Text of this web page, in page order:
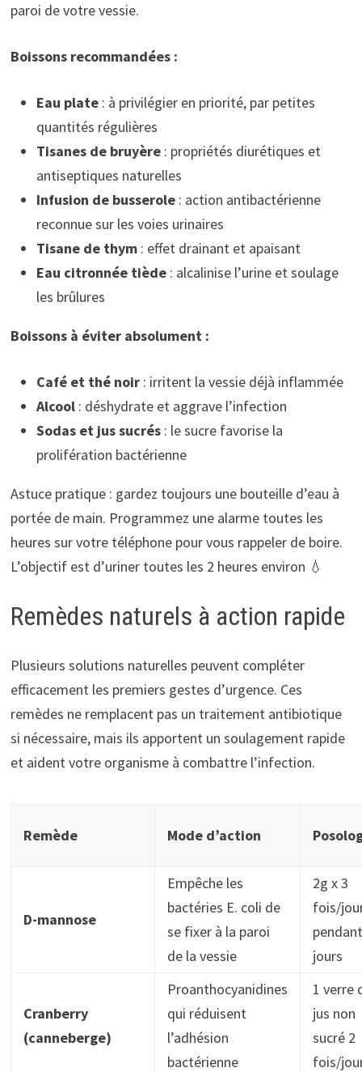
paroi de votre vessie.
Boissons recommandées :
Eau plate: à privilégier en priorité, par petites
quantités régulières
Tisanes de bruyère: propriétés diurétiques et
antiseptiques naturelles
Infusion de busserole: action antibactérienne
reconnue sur les voies urinaires
Tisane de thym: effet drainant et apaisant
Eau citronnée tiède: alcalinise l’urine et soulage
les brûlures
Boissons à éviter absolument :
Café et thé noir: irritent la vessie déjà inflammée
Alcool: déshydrate et aggrave l’infection
Sodas et jus sucrés: le sucre favorise la
prolifération bactérienne
Astuce pratique : gardez toujours une bouteille d’eau à
portée de main. Programmez une alarme toutes les
heures sur votre téléphone pour vous rappeler de boire.
L’objectif est d’uriner toutes les 2 heures environ 💧
Remèdes naturels à action rapide
Plusieurs solutions naturelles peuvent compléter
efficacement les premiers gestes d’urgence. Ces
remèdes ne remplacent pas un traitement antibiotique
si nécessaire, mais ils apportent un soulagement rapide
et aident votre organisme à combattre l’infection.
Remède Mode d’action
D-mannose
Empêche les
bactéries E. coli de
se fixer à la paroi
de la vessie
2g x 3
fois/
jours
Cranberry
(canneberge)
Proanthocyanidines
qui réduisent
l’adhésion
bactérienne
1 verre
jus non
sucré 2
fois/